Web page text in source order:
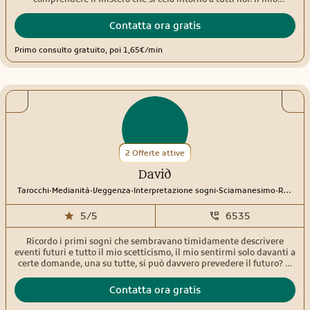
accompagnarvi incontro al futuro, sciogliendo i dubbi, dando
accurate risposte ed attribuire un significato ai vostri sogni.
Contatta ora gratis
Primo consulto gratuito, poi 1,65€/min
2 Offerte attive
David
Tarocchi.Medianità.Veggenza.Interpretazione sogni.Sciamanesimo.Rune
5/5 6535
Ricordo i primi sogni che sembravano timidamente descrivere
eventi futuri e tutto il mio scetticismo, il mio sentirmi solo davanti a
certe domande, una su tutte, si può davvero prevedere il futuro? Si
mondo? Per molto tempo quelle domande insieme a quei sogni e a
certe esperienze mi fecero sentire ingenuo e anche peggio. Poi una
Contatta ora gratis